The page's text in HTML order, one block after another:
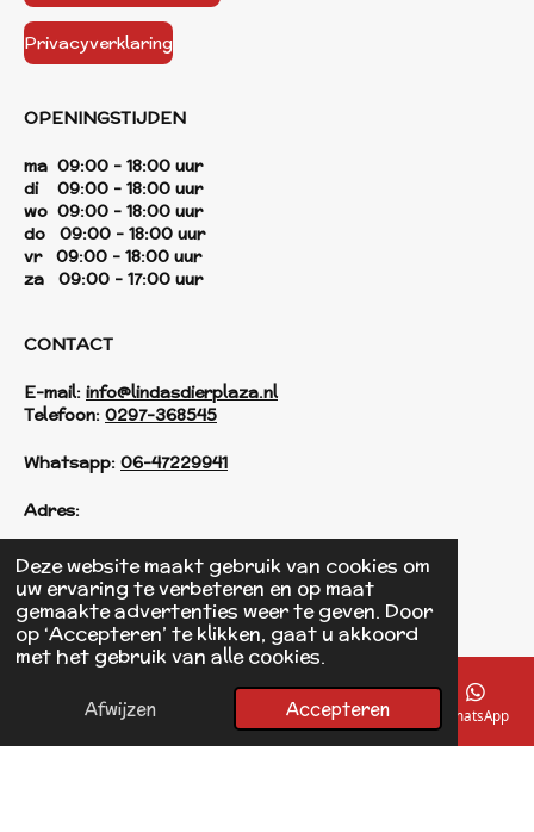
Deze website maakt gebruik van cookies om
uw ervaring te verbeteren en op maat
gemaakte advertenties weer te geven. Door
op ‘Accepteren’ te klikken, gaat u akkoord
met het gebruik van alle cookies.
Afwijzen Accepteren
Privacyverklaring
OPENINGSTIJDEN
ma 09:00 - 18:00 uur
di 09:00 - 18:00 uur
wo 09:00 - 18:00 uur
do 09:00 - 18:00 uur
vr 09:00 - 18:00 uur
za 09:00 - 17:00 uur
CONTACT
E-mail: info@lindasdierplaza.nl
Telefoon: 0297-368545
Whatsapp: 06-47229941
Adres:
Einsteinstraat 125
1433 KH Kudelstaart
F
a
o
© 2017 - 2026 Linda's Dierplaza
E-mailadres Telefoonnummer Kaart Facebook WhatsApp